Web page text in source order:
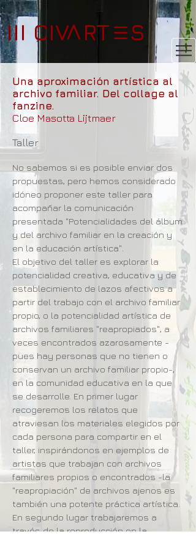
III
V
III CIV RT S
Una aproximación artística al
archivo familiar. Del collage al
fanzine.
Cloe Masotta Lijtmaer
Taller
No sabemos si es posible enviar dos
propuestas, pero hemos considerado
idóneo proponer este taller para
acompañar la comunicación
presentada "Potencialidades del álbum
y del archivo familiar en la creación y
en la educación artística".
El objetivo del taller es explorar la
potencialidad creativa, educativa y de
establecimiento de lazos afectivos a
partir del trabajo con el archivo familiar
propio, o la potencialidad artística de
archivos familiares "reapropiados", a
veces encontrados azarosamente -
pues hay personas que no tienen o
conservan un archivo familiar propio-,
en la comunidad educativa en la que
se desarrolle. En primer lugar
recogeremos los relatos que
atraviesan los materiales elegidos por
cada persona para compartir en el
taller, inspirándonos en ejemplos de
artistas que trabajan con archivos
familiares propios o encontrados -la
"reapropiación" de archivos ajenos es
también una potente práctica artística.
En segundo lugar trabajaremos a
través de la reproducción en la